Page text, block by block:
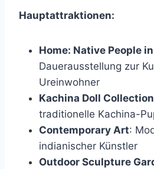
Hauptattraktionen:
Home: Native People
Dauerausstellung zur
Ureinwohner
Kachina Doll Collection
traditionelle Kachina-
Contemporary Art:
indianischer Künstler
Outdoor Sculpture